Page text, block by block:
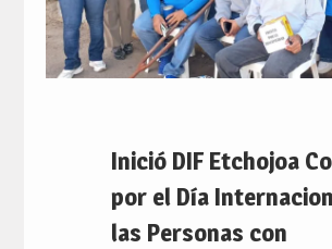
Inició DIF Etchojoa
por el Día
las Personas con